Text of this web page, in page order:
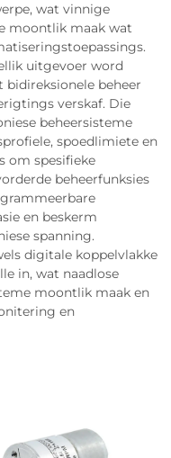
wat vinnige
moontlik maak wat
uitgevoer word
bidireksionele beheer
verskaf. Die
beheersisteme
spoedlimiete en
om spesifieke
beheerfunksies
en beskerm
spanning.
digitale koppelvlakke
in, wat naadlose
moontlik maak en
en